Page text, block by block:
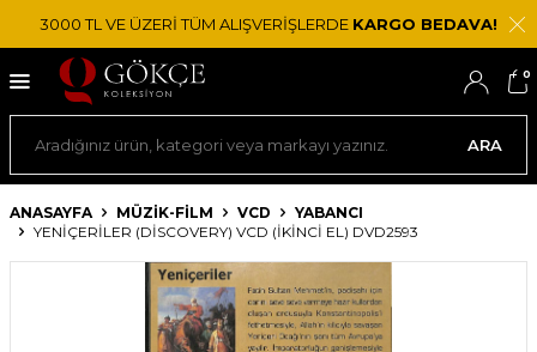
3000 TL VE ÜZERİ TÜM ALIŞVERİŞLERDE KARGO BEDAVA!
ARA
0
ANASAYFA MÜZİK-FİLM VCD
YABANCI
YENIÇERILER (DISCOVERY) VCD (İKINCI EL) DVD2593